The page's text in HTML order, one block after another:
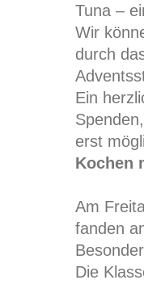
Tuna –
Wir
durch
Ein
erst
Kochen
Am
fanden
Die